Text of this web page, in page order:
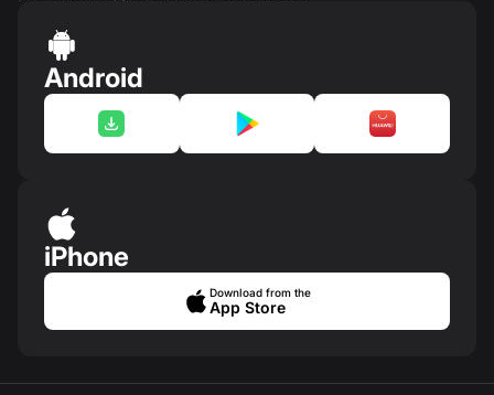
Android
iPhone
Download from the
App Store